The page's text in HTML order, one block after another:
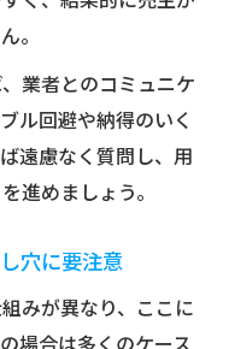
。
業者とのコミュニケ
ル回避や納得のいく
遠慮なく質問し、用
進めましょう。
穴に要注意
みが異なり、ここに